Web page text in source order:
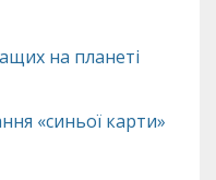
на планеті
«синьої карти»